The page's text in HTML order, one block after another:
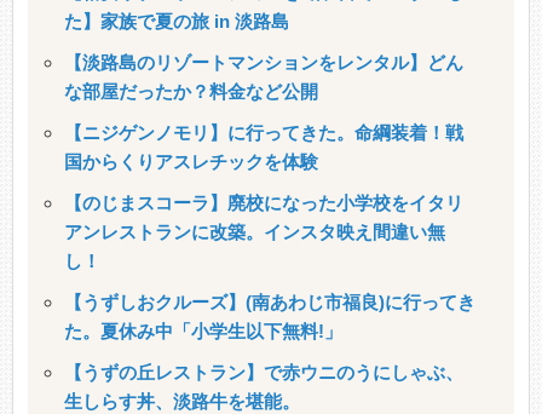
た】家族で夏の旅 in 淡路島
【淡路島のリゾートマンションをレンタル】どん
な部屋だったか？料金など公開
【ニジゲンノモリ】に行ってきた。命綱装着！戦
国からくりアスレチックを体験
【のじまスコーラ】廃校になった小学校をイタリ
アンレストランに改築。インスタ映え間違い無
し！
【うずしおクルーズ】(南あわじ市福良)に行ってき
た。夏休み中「小学生以下無料!」
【うずの丘レストラン】で赤ウニのうにしゃぶ、
生しらす丼、淡路牛を堪能。